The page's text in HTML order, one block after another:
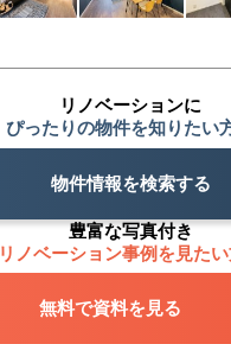
リノベーションに
ぴったりの物件を知りたい
物件情報を検索する
豊富な写真付き
リノベーション事例を見た
無料で資料を見る